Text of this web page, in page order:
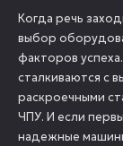
Когда речь
выбор
факторов
сталкиваются с
раскроечными
ЧПУ. И если
надежные